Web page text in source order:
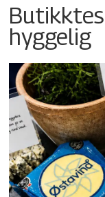
hyggelig